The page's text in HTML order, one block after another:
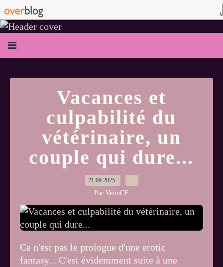
Vacances et
culpabilité du
vétérinaire, un
couple qui dure...
21.09.2025 …
Par VetinCF
Ce n'est pas le prologue d'une erotic
fantasy... C'est évidemment suite à une